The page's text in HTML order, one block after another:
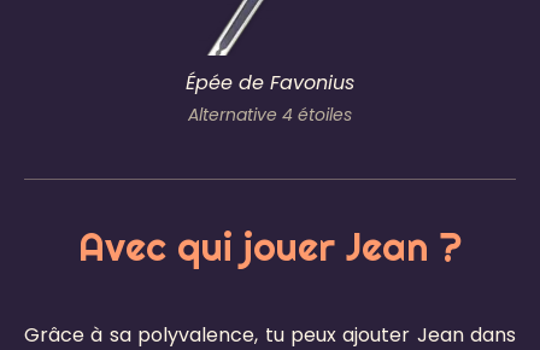
Épée de Favonius
Alternative 4 étoiles
Avec qui jouer Jean ?
Grâce à sa polyvalence, tu peux ajouter Jean dans